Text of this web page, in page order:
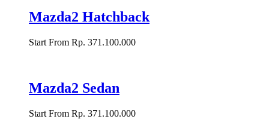
Mazda2 Hatchback
Start From Rp. 371.100.000
Mazda2 Sedan
Start From Rp. 371.100.000